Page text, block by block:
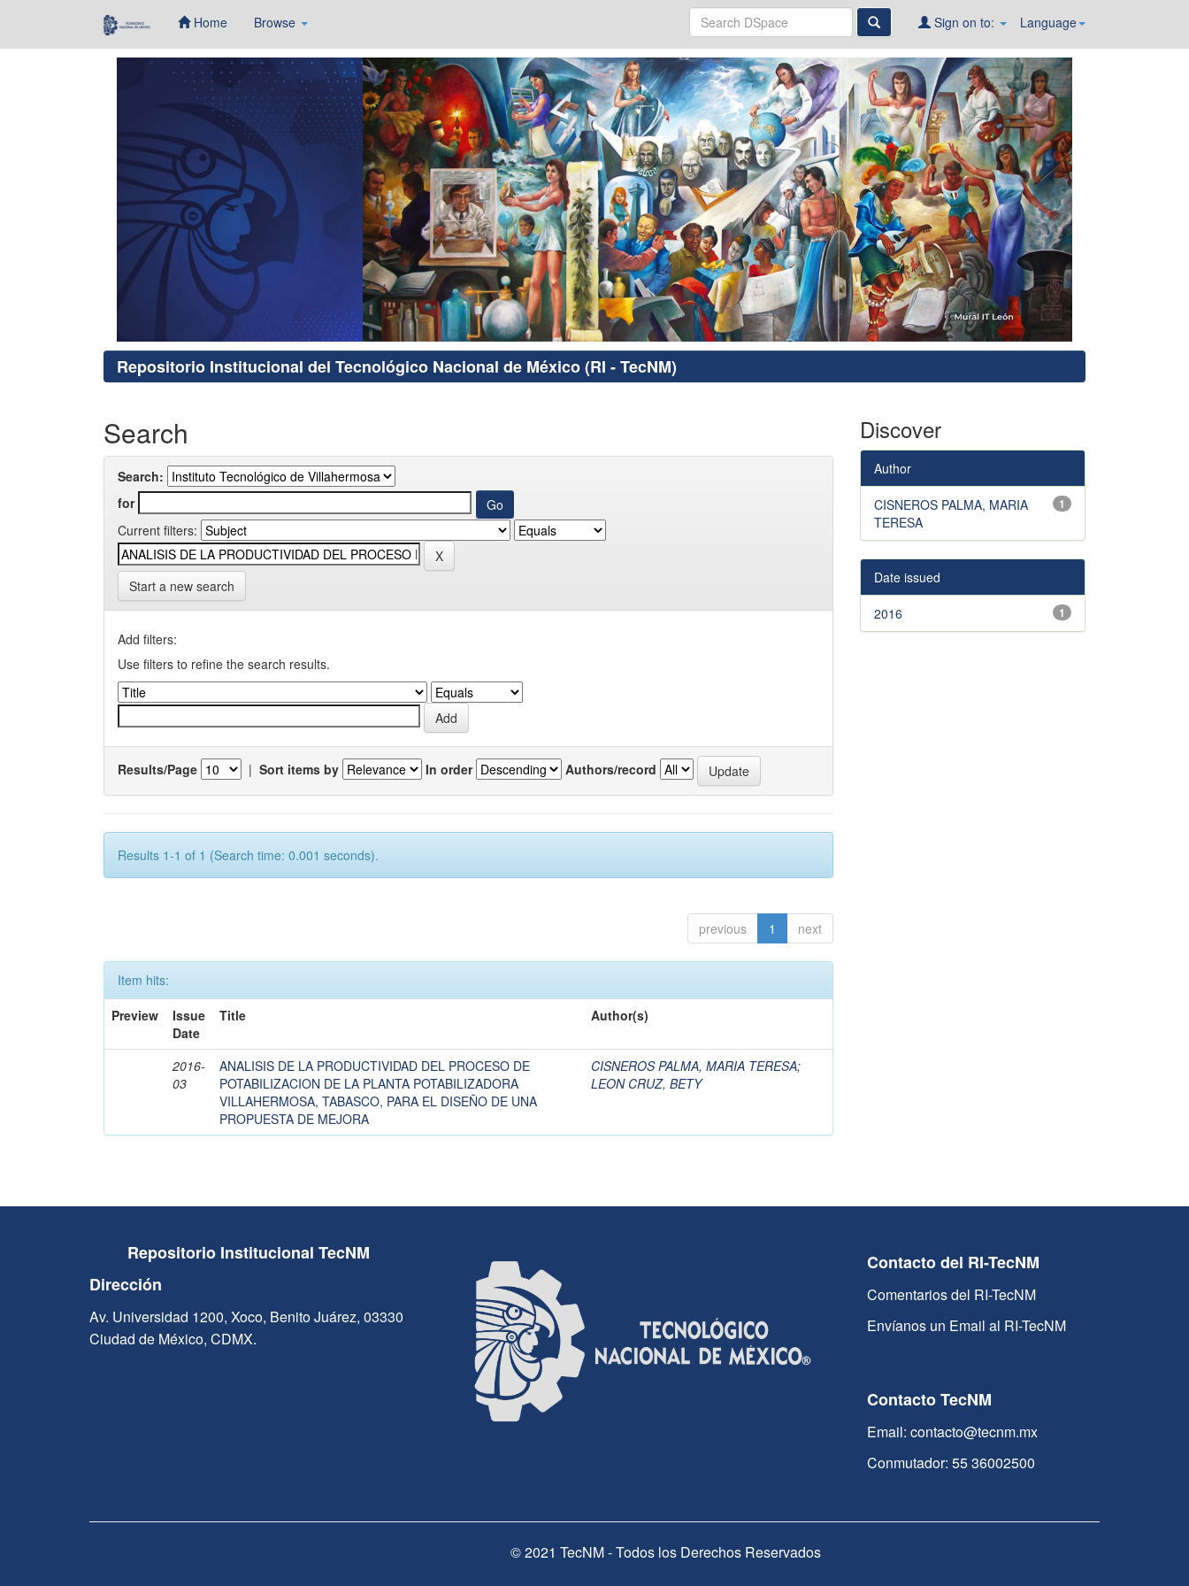
Home Browse Language
Sign on to:
Repositorio Institucional del Tecnológico Nacional de México (RI - TecNM)
Search
Search:
for
Current filters:
Start a new search
Add filters:
Use filters to refine the search results.
Results/Page | Sort items by In order Authors/record
Results 1-1 of 1 (Search time: 0.001 seconds).
previous 1 next
Item hits:
Preview
Issue
Date
Title Author(s)
2016-
03
ANALISIS DE LA PRODUCTIVIDAD DEL PROCESO DE
POTABILIZACION DE LA PLANTA POTABILIZADORA
VILLAHERMOSA, TABASCO, PARA EL DISEÑO DE UNA
PROPUESTA DE MEJORA
CISNEROS PALMA, MARIA TERESA;
LEON CRUZ, BETY
Discover
Author
1
CISNEROS PALMA, MARIA
TERESA
Date issued
1
2016
Repositorio Institucional TecNM
Dirección
Av. Universidad 1200, Xoco, Benito Juárez, 03330
Ciudad de México, CDMX.
Contacto del RI-TecNM
Comentarios del RI-TecNM
Envíanos un Email al RI-TecNM
Contacto TecNM
Email: contacto@tecnm.mx
Conmutador: 55 36002500
© 2021 TecNM - Todos los Derechos Reservados